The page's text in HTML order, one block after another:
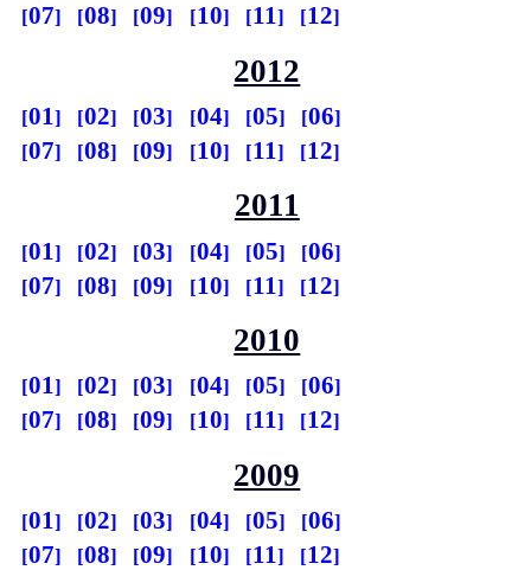
07
08 09 10 11 12
2012
01 02 03 04 05
06
07
08 09 10 11 12
2011
01 02 03 04 05
06
07
08 09 10 11 12
2010
01 02 03 04 05
06
07
08 09 10 11 12
2009
01 02 03 04 05
06
07
08 09 10 11 12